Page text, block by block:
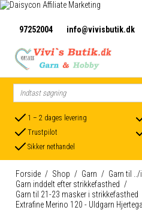
97252004 info@vivisbutik.dk
1 – 2 dages levering
Trustpilot
Sikker nethandel
Forside / Shop / Garn / Garn til
Garn inddelt efter strikkefasthed /
Garn til 21-23 masker i strikkefasthed
Extrafine Merino 120 - Uldgarn